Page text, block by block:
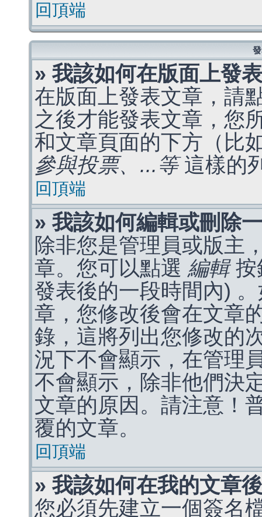
回頂端
» 我該如何在版面上發
在版面上發表文章，請
之後才能發表文章，您
和文章頁面的下方（比
參與投票、...等這樣的
回頂端
» 我該如何編輯或刪除
除非您是管理員或版主
章。您可以點選 編輯按
發表後的一段時間內)
章，您修改後會在文章
錄，這將列出您修改的
況下不會顯示，在管理
不會顯示，除非他們決
文章的原因。請注意！
覆的文章。
回頂端
» 我該如何在我的文章
您必須先建立一個簽名